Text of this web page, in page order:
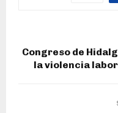
Congreso de
la violencia